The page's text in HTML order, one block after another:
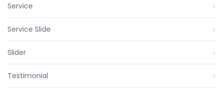
Service
Service Slide
Slider
Testimonial